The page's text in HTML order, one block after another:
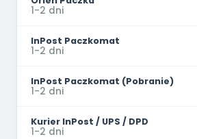
1-2 dni
InPost Paczkomat
1-2 dni
InPost Paczkomat (Pobranie)
1-2 dni
Kurier InPost / UPS / DPD
1-2 dni